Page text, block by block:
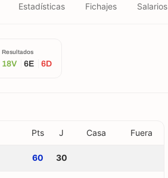
Estadísticas Fichajes Salarios
Resultados
18V 6E 6D
Pts J Casa Fuera
60 30